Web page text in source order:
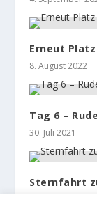
Erneut
8. August 2022
Tag 6 –
30. Juli 2021
Sternfahrt